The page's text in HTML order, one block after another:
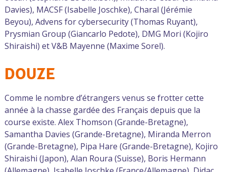
Davies), MACSF (Isabelle Joschke), Charal (Jérémie
Beyou), Advens for cybersecurity (Thomas Ruyant),
Prysmian Group (Giancarlo Pedote), DMG Mori (Kojiro
Shiraishi) et V&B Mayenne (Maxime Sorel).
DOUZE
Comme le nombre d’étrangers venus se frotter cette
année à la chasse gardée des Français depuis que la
course existe. Alex Thomson (Grande-Bretagne),
Samantha Davies (Grande-Bretagne), Miranda Merron
(Grande-Bretagne), Pipa Hare (Grande-Bretagne), Kojiro
Shiraishi (Japon), Alan Roura (Suisse), Boris Hermann